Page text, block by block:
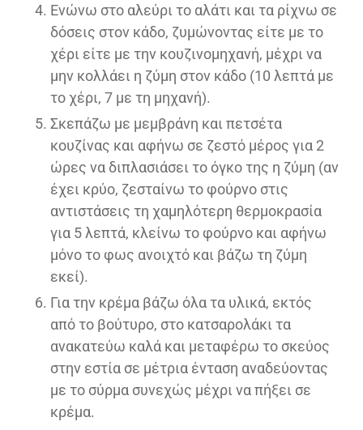
Ενώνω στο αλεύρι το αλάτι και τα ρίχνω σε
δόσεις στον κάδο, ζυμώνοντας είτε με το
χέρι είτε με την κουζινομηχανή, μέχρι να
μην κολλάει η ζύμη στον κάδο (10 λεπτά με
το χέρι, 7 με τη μηχανή).
Σκεπάζω με μεμβράνη και πετσέτα
κουζίνας και αφήνω σε ζεστό μέρος για 2
ώρες να διπλασιάσει το όγκο της η ζύμη (αν
έχει κρύο, ζεσταίνω το φούρνο στις
αντιστάσεις τη χαμηλότερη θερμοκρασία
για 5 λεπτά, κλείνω το φούρνο και αφήνω
μόνο το φως ανοιχτό και βάζω τη ζύμη
εκεί).
Για την κρέμα βάζω όλα τα υλικά, εκτός
από το βούτυρο, στο κατσαρολάκι τα
ανακατεύω καλά και μεταφέρω το σκεύος
στην εστία σε μέτρια ένταση αναδεύοντας
με το σύρμα συνεχώς μέχρι να πήξει σε
κρέμα.